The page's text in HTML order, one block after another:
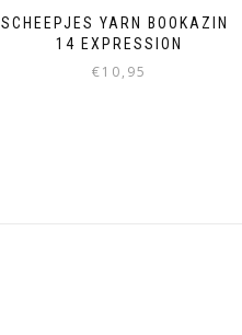
SCHEEPJES YARN BOOKAZINE
14 EXPRESSION
€10,95